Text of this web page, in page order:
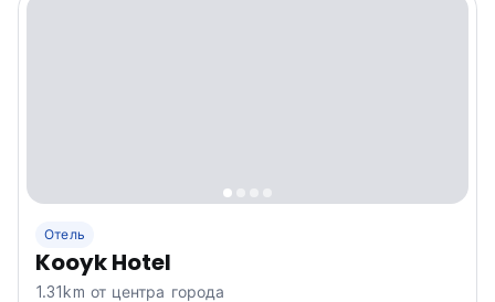
Отель
Kooyk Hotel
1.31km от центра города